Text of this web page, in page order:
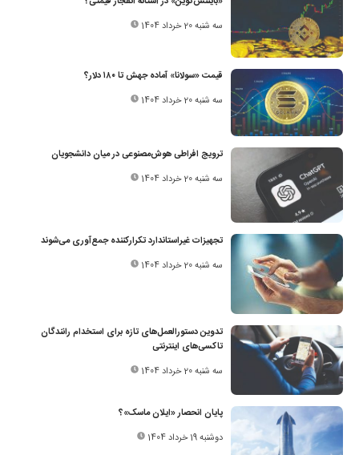
سه شنبه 20 خرداد 1404
قیمت «سولانا» آماده جهش تا ۱۸۰ دلار؟
سه شنبه 20 خرداد 1404
ترویج افراطی هوش‌مصنوعی در میان دانشجویان
سه شنبه 20 خرداد 1404
تجهیزات غیراستاندارد تکرارکننده جمع‌آوری می‌شوند
سه شنبه 20 خرداد 1404
تدوین دستورالعمل‌های تازه‌ برای استخدام رانندگان
تاکسی‌های اینترنتی
سه شنبه 20 خرداد 1404
پایان انحصار «ایلان ماسک»؟
دوشنبه 19 خرداد 1404